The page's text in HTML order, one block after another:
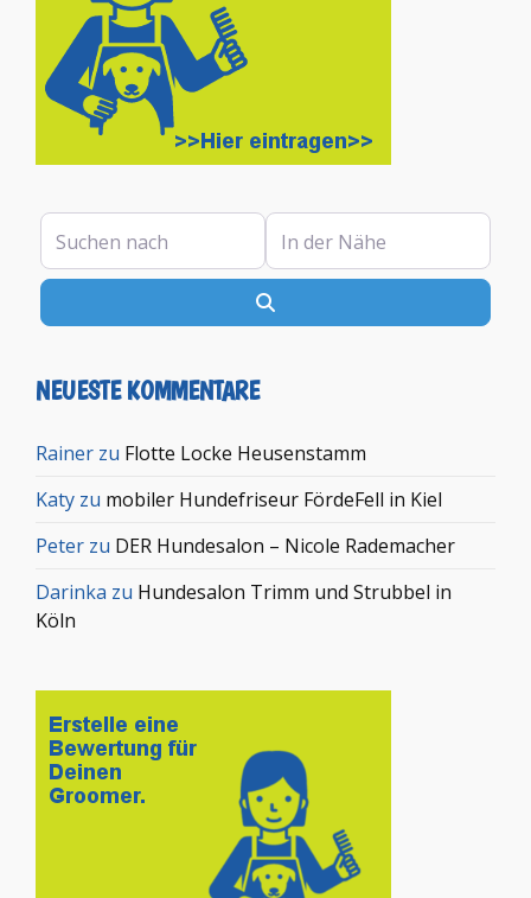
Suchen nach In der Nähe
NEUESTE KOMMENTARE
Rainer zu Flotte Locke Heusenstamm
Katy zu mobiler Hundefriseur FördeFell in Kiel
Peter zu DER Hundesalon – Nicole Rademacher
Darinka zu Hundesalon Trimm und Strubbel in
Köln